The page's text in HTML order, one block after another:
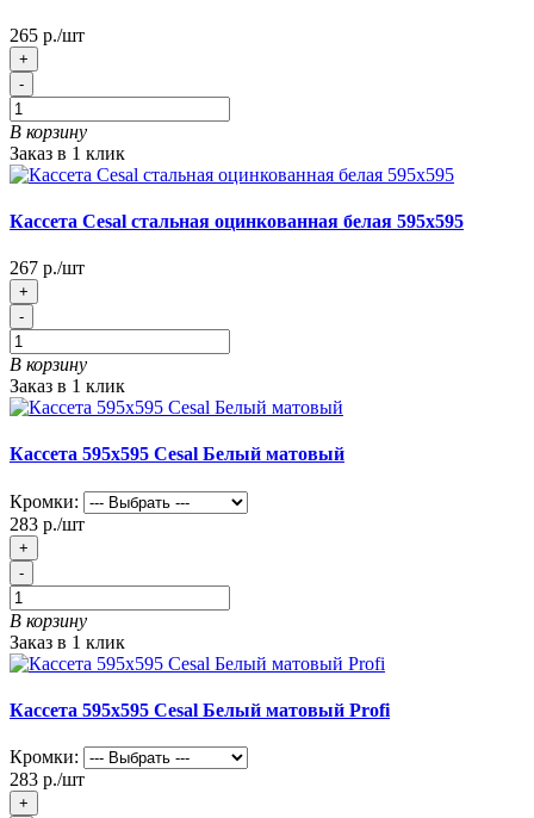
265 р./шт
+
-
В корзину
Заказ в 1 клик
Кассета Cesal стальная оцинкованная белая 595х595
267 р./шт
+
-
В корзину
Заказ в 1 клик
Кассета 595х595 Cesal Белый матовый
Кромки:
283 р./шт
+
-
В корзину
Заказ в 1 клик
Кассета 595х595 Cesal Белый матовый Profi
Кромки:
283 р./шт
+